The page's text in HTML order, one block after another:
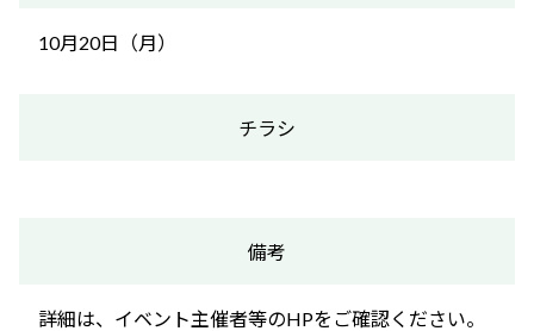
10月20日（月）
チラシ
備考
詳細は、イベント主催者等のHPをご確認ください。